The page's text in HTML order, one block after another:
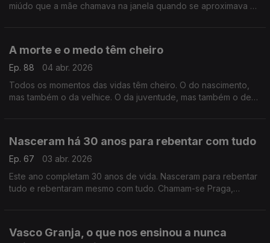
miúdo que a mãe chamava na janela quando se aproximava a
A morte e o medo têm cheiro
Ep. 88
04 abr. 2026
Todos os momentos das vidas têm cheiro. O do nascimento,
mas também o da velhice. O da juventude, mas também o de
Nasceram há 30 anos para rebentar com tudo
Ep. 67
03 abr. 2026
Este ano completam 30 anos de vida. Nasceram para rebentar
tudo e rebentaram mesmo com tudo. Chamam-se Praga,
Vasco Granja, o que nos ensinou a nunca